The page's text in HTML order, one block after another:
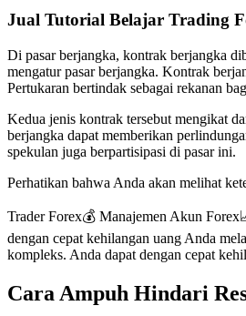
Jual Tutorial Belajar Trading
Di pasar berjangka, kontrak berjangka
mengatur pasar berjangka. Kontrak
Pertukaran bertindak sebagai rekanan
Kedua jenis kontrak tersebut mengikat
berjangka dapat memberikan
spekulan juga berpartisipasi di pasar ini.
Perhatikan bahwa Anda akan melihat
Trader Forex💰 Manajemen Akun
dengan cepat kehilangan uang Anda
kompleks. Anda dapat dengan cepat
Cara Ampuh Hindari